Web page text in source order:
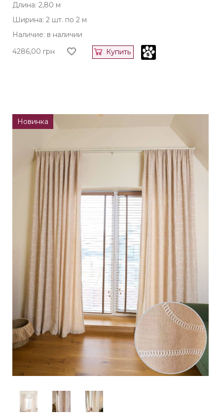
Длина: 2,80 м
Ширина: 2 шт. по 2 м
Наличие: в наличии
4286,00 грн Купить
Новинка